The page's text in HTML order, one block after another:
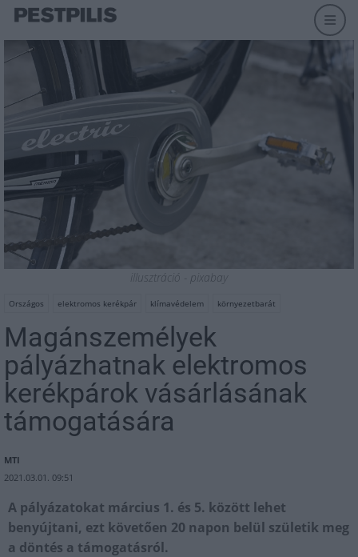
illusztráció - pixabay
Országos elektromos kerékpár klímavédelem környezetbarát
Magánszemélyek
pályázhatnak elektromos
kerékpárok vásárlásának
támogatására
MTI
2021.03.01. 09:51
A pályázatokat március 1. és 5. között lehet
benyújtani, ezt követően 20 napon belül születik meg
a döntés a támogatásról.